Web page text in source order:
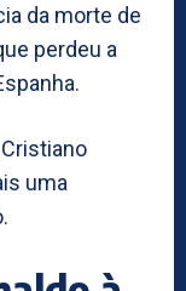
da morte de
perdeu a
uma